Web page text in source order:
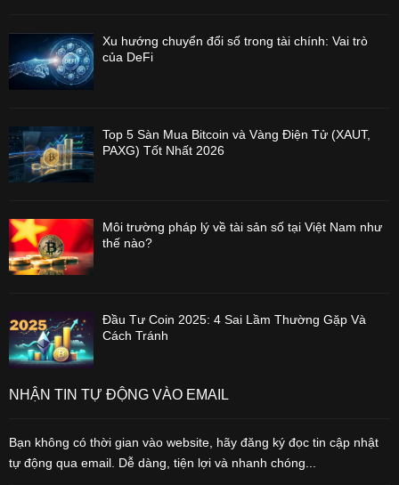
Xu hướng chuyển đổi số trong tài chính: Vai trò
của DeFi
Top 5 Sàn Mua Bitcoin và Vàng Điện Tử (XAUT,
PAXG) Tốt Nhất 2026
Môi trường pháp lý về tài sản số tại Việt Nam như
thế nào?
Đầu Tư Coin 2025: 4 Sai Lầm Thường Gặp Và
Cách Tránh
NHẬN TIN TỰ ĐỘNG VÀO EMAIL
Bạn không có thời gian vào website, hãy đăng ký đọc tin cập nhật
tự động qua email. Dễ dàng, tiện lợi và nhanh chóng...